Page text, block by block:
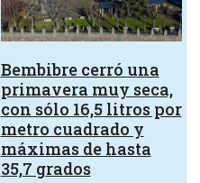
Bembibre cerró una
primavera muy seca,
con sólo 16,5 litros por
metro cuadrado y
máximas de hasta
35,7 grados